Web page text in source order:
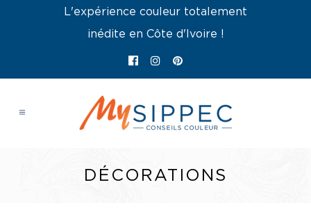
L'expérience couleur totalement
inédite en Côte d'Ivoire !
DÉCORATIONS